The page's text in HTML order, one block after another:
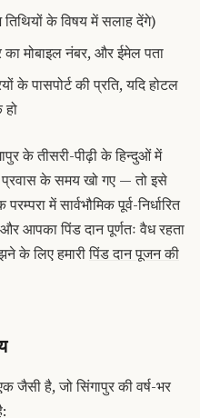
तिथियों के विषय में सलाह देंगे)
का मोबाइल नंबर, और ईमेल पता
के पासपोर्ट की प्रति, यदि होटल
के तीसरी-पीढ़ी के हिन्दुओं में
प्रवास के समय खो गए — तो इसे
में सार्वभौमिक पूर्व-निर्धारित
आपका पिंड दान पूर्णतः वैध रहता
के लिए हमारीपिंड दान पूजन की
जैसी है, जो सिंगापुर की वर्ष-भर